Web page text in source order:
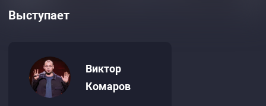
Выступает
Виктор
Комаров